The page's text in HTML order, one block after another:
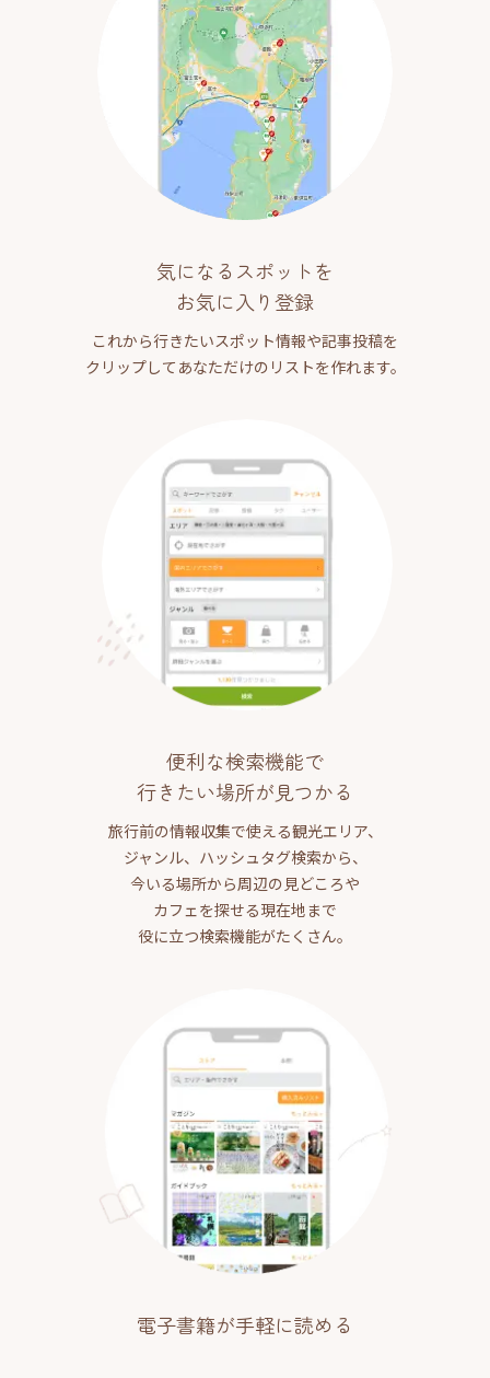
気になるスポットを
お気に入り登録
これから行きたいスポット情報や記事投稿を
クリップしてあなただけのリストを作れます。
便利な検索機能で
行きたい場所が見つかる
旅行前の情報収集で使える観光エリア、
ジャンル、ハッシュタグ検索から、
今いる場所から周辺の見どころや
カフェを探せる現在地まで
役に立つ検索機能がたくさん。
電子書籍が手軽に読める